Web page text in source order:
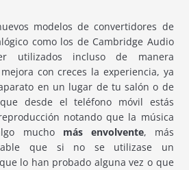
modelos de convertidores de
como los de Cambridge Audio
utilizados incluso de manera
con creces la experiencia, ya
en un lugar de tu salón o de
desde el teléfono móvil estás
notando que la música
mucho más envolvente, más
que si no se utilizase un
lo han probado alguna vez o que